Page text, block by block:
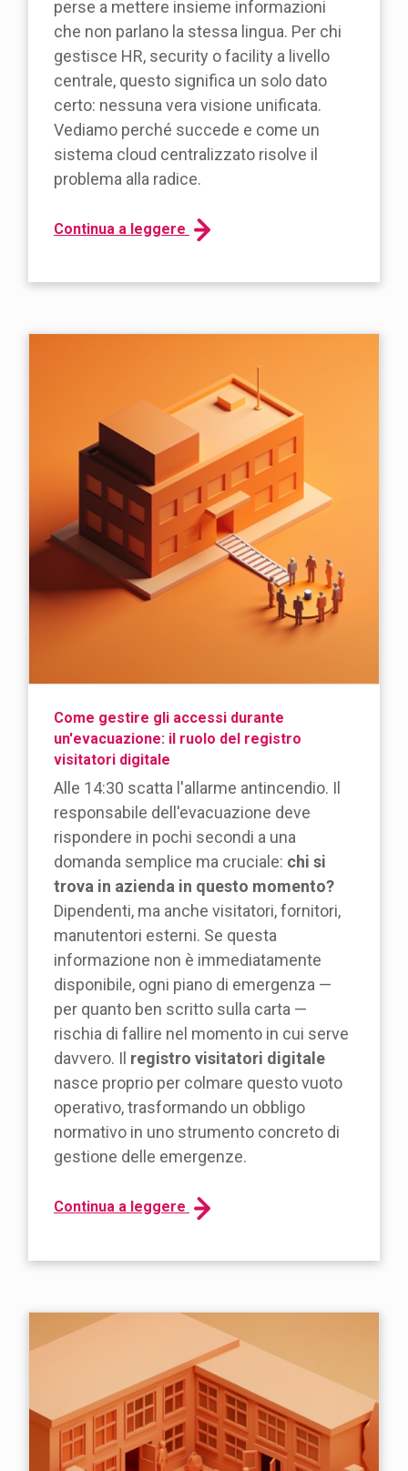
perse a mettere insieme informazioni
che non parlano la stessa lingua. Per chi
gestisce HR, security o facility a livello
centrale, questo significa un solo dato
certo: nessuna vera visione unificata.
Vediamo perché succede e come un
sistema cloud centralizzato risolve il
problema alla radice.
Continua a leggere
Come gestire gli accessi durante
un'evacuazione: il ruolo del registro
visitatori digitale
Alle 14:30 scatta l'allarme antincendio. Il
responsabile dell'evacuazione deve
rispondere in pochi secondi a una
domanda semplice ma cruciale: chi si
trova in azienda in questo momento?
Dipendenti, ma anche visitatori, fornitori,
manutentori esterni. Se questa
informazione non è immediatamente
disponibile, ogni piano di emergenza —
per quanto ben scritto sulla carta —
rischia di fallire nel momento in cui serve
davvero. Il registro visitatori digitale
nasce proprio per colmare questo vuoto
operativo, trasformando un obbligo
normativo in uno strumento concreto di
gestione delle emergenze.
Continua a leggere